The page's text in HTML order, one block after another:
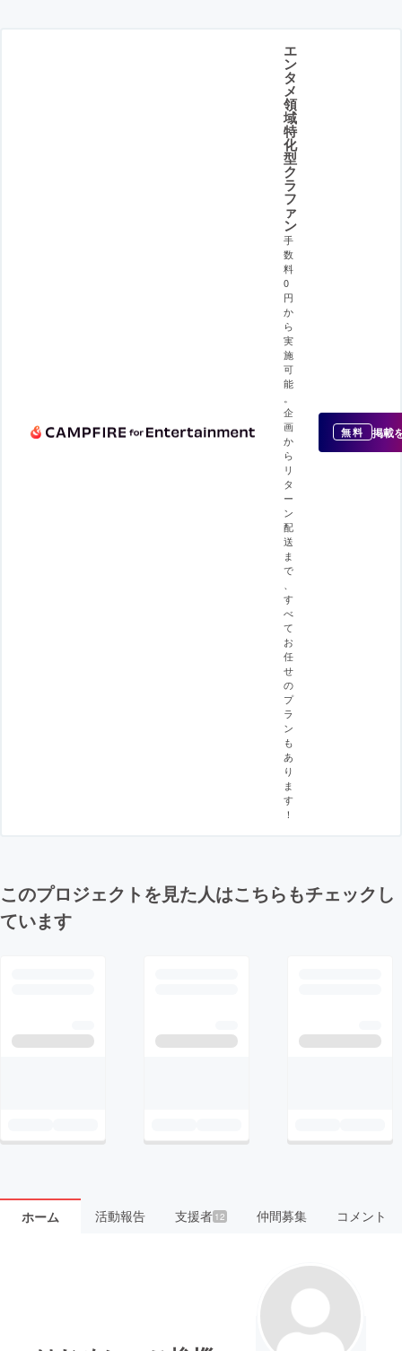
エ
ン
タ
メ
領
域
特
化
型
ク
ラ
フ
ァ
ン
手
数
料
0
円
か
ら
実
施
可
能
企
画
か
ら
リ
タ
ー
ン
配
送
ま
で
す
べ
て
お
任
せ
の
プ
ラ
ン
も
あ
り
ま
す
！
無料 掲載
このプロジェクトを見た人はこちらもチェックし
ています
ホーム 活動報告 支援者 12 仲間募集 コメント